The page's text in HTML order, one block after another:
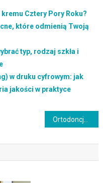
Cztery Pory Roku?
które odmienią Twoją
typ, rodzaj szkła i
w druku cyfrowym: jak
jakości w praktyce